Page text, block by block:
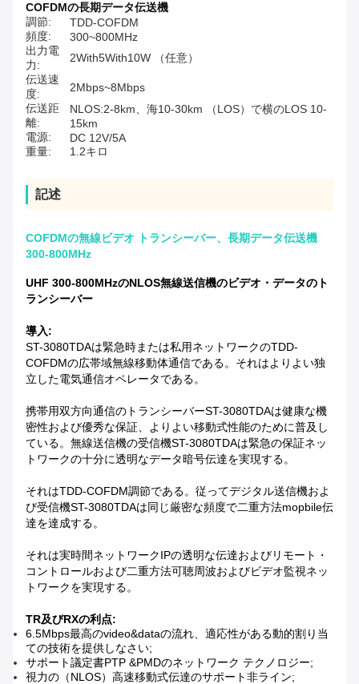
COFDMの長期データ伝送機
調節:
TDD-COFDM
頻度:
300~800MHz
出力電
力:
2With5With10W （任意）
伝送速
度:
2Mbps~8Mbps
伝送距
離:
NLOS:2-8km、海10-30km （LOS）で横のLOS 10-
15km
電源:
DC 12V/5A
重量:
1.2キロ
記述
COFDMの無線ビデオ トランシーバー、長期データ伝送機
300-800MHz
UHF 300-800MHzのNLOS無線送信機のビデオ・データのト
ランシーバー
導入:
ST-3080TDAは緊急時または私用ネットワークのTDD-
COFDMの広帯域無線移動体通信である。それはよりよい独
立した電気通信オペレータである。
携帯用双方向通信のトランシーバーST-3080TDAは健康な機
密性および優秀な保証、よりよい移動式性能のために普及し
ている。無線送信機の受信機ST-3080TDAは緊急の保証ネッ
トワークの十分に透明なデータ暗号伝達を実現する。
それはTDD-COFDM調節である。従ってデジタル送信機およ
び受信機ST-3080TDAは同じ厳密な頻度で二重方法mopbile伝
達を達成する。
それは実時間ネットワークIPの透明な伝達およびリモート・
コントロールおよび二重方法可聴周波およびビデオ監視ネッ
トワークを実現する。
TR及びRXの利点:
6.5Mbps最高のvideo&dataの流れ、適応性がある動的割り当
ての技術を提供しなさい;
サポート議定書PTP &PMDのネットワーク テクノロジー;
視力の（NLOS）高速移動式伝達のサポート非ライン;